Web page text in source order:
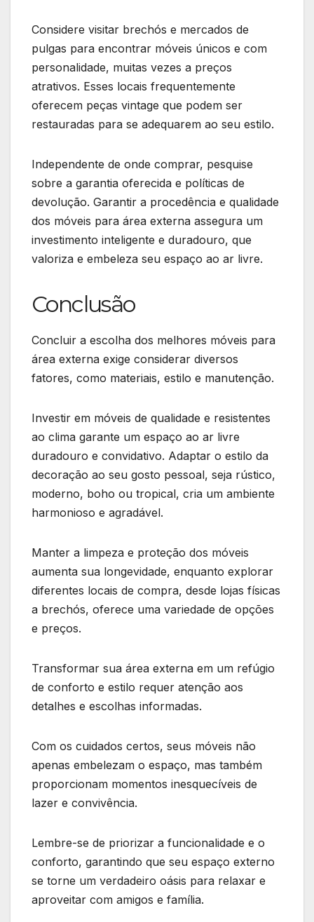
Considere visitar brechós e mercados de
pulgas para encontrar móveis únicos e com
personalidade, muitas vezes a preços
atrativos. Esses locais frequentemente
oferecem peças vintage que podem ser
restauradas para se adequarem ao seu estilo.
Independente de onde comprar, pesquise
sobre a garantia oferecida e políticas de
devolução. Garantir a procedência e qualidade
dos móveis para área externa assegura um
investimento inteligente e duradouro, que
valoriza e embeleza seu espaço ao ar livre.
Conclusão
Concluir a escolha dos melhores móveis para
área externa exige considerar diversos
fatores, como materiais, estilo e manutenção.
Investir em móveis de qualidade e resistentes
ao clima garante um espaço ao ar livre
duradouro e convidativo. Adaptar o estilo da
decoração ao seu gosto pessoal, seja rústico,
moderno, boho ou tropical, cria um ambiente
harmonioso e agradável.
Manter a limpeza e proteção dos móveis
aumenta sua longevidade, enquanto explorar
diferentes locais de compra, desde lojas físicas
a brechós, oferece uma variedade de opções
e preços.
Transformar sua área externa em um refúgio
de conforto e estilo requer atenção aos
detalhes e escolhas informadas.
Com os cuidados certos, seus móveis não
apenas embelezam o espaço, mas também
proporcionam momentos inesquecíveis de
lazer e convivência.
Lembre-se de priorizar a funcionalidade e o
conforto, garantindo que seu espaço externo
se torne um verdadeiro oásis para relaxar e
aproveitar com amigos e família.